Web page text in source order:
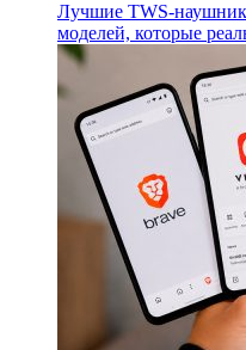
Лучшие TWS-
моделей, которые